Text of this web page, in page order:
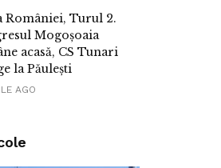
României, Turul 2.
Mogoșoaia
acasă, CS Tunari
la Păulești
AGO